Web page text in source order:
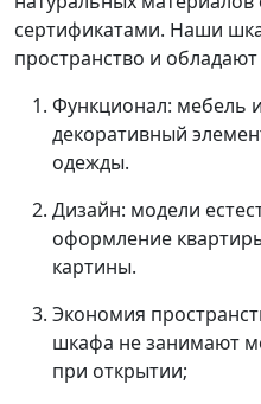
сертификатами. Наши
пространство и
Функционал: мебель
декоративный
одежды.
Дизайн: модели
оформление
картины.
Экономия
шкафа не занимают
при открытии;